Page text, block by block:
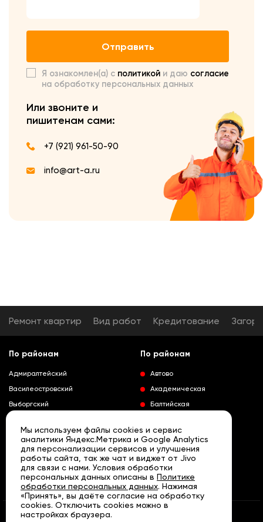
Отправить
Я ознакомлен(а) с политикой и даю согласие
на обработку персональных данных
Или звоните и
пишитенам сами:
+7 (921) 961-50-90
info@art-a.ru
Ремонт квартир Вид работ Кредитование
По районам
Адмиралтейский
Василеостровский
Выборгский
Колпинский
Красногвардейский
Краносельский
Кронштадтский
Курортный
Развернуть
По районам
Автово
Академическая
Балтийская
Выборгская
Гражданский проспект
Девяткино
Кировский завод
Ленинский проспект
© «АРТА» Санкт - Петербург, 2007 - 2026
Мы используем файлы cookies и сервис
аналитики Яндекс.Метрика и Google Analytics
для персонализации сервисов и улучшения
работы сайта, так же чат и виджет от Jivo
для связи с нами. Условия обработки
персональных данных описаны в Политике
обработки персональных данных. Нажимая
«Принять», вы даёте согласие на обработку
cookies. Отключить cookies можно в
настройках браузера.